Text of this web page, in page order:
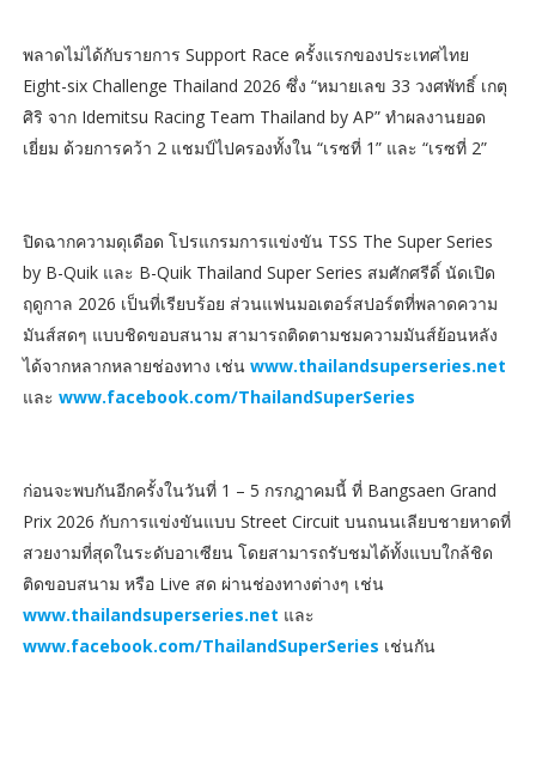
พลาดไม่ได้กับรายการ Support Race ครั้งแรกของประเทศไทย
Eight-six Challenge Thailand 2026 ซึ่ง “หมายเลข 33 วงศพัทธิ์ เกตุ
ศิริ จาก Idemitsu Racing Team Thailand by AP” ทำผลงานยอด
เยี่ยม ด้วยการคว้า 2 แชมป์ไปครองทั้งใน “เรซที่ 1” และ “เรซที่ 2”
ปิดฉากความดุเดือด โปรแกรมการแข่งขัน TSS The Super Series
by B-Quik และ B-Quik Thailand Super Series สมศักศรีดิ์ นัดเปิด
ฤดูกาล 2026 เป็นที่เรียบร้อย ส่วนแฟนมอเตอร์สปอร์ตที่พลาดความ
มันส์สดๆ แบบชิดขอบสนาม สามารถติดตามชมความมันส์ย้อนหลัง
ได้จากหลากหลายช่องทาง เช่น www.thailandsuperseries.net
และ www.facebook.com/ThailandSuperSeries
ก่อนจะพบกันอีกครั้งในวันที่ 1 – 5 กรกฎาคมนี้ ที่ Bangsaen Grand
Prix 2026 กับการแข่งขันแบบ Street Circuit บนถนนเลียบชายหาดที่
สวยงามที่สุดในระดับอาเซียน โดยสามารถรับชมได้ทั้งแบบใกล้ชิด
ติดขอบสนาม หรือ Live สด ผ่านช่องทางต่างๆ เช่น
www.thailandsuperseries.net และ
www.facebook.com/ThailandSuperSeries เช่นกัน